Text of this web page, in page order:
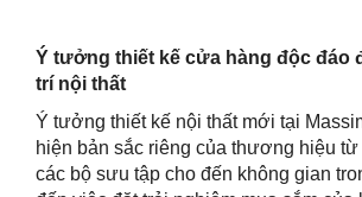
Ý tưởng thiết kế cửa hàng độc đáo
trí nội thất
Ý tưởng thiết kế nội thất mới tại
hiện bản sắc riêng của thương hiệu
các bộ sưu tập cho đến không gian